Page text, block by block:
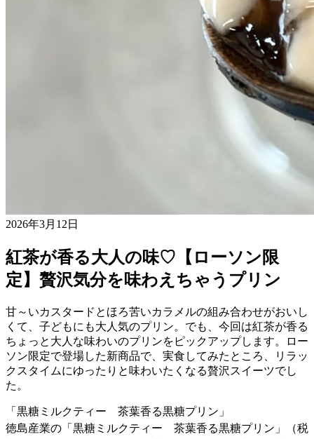
2026年3月12日
紅茶が香る大人の味♡【ローソン限
定】贅沢気分を味わえちゃうプリン
甘～いカスタードとほろ苦いカラメルの組み合わせがおいし
くて、子どもにも大人気のプリン。でも、今回は紅茶が香る
ちょっと大人な味わいのプリンをピックアップします。ロー
ソン限定で登場した新商品で、実食してみたところ、リラッ
クスタイムにゆったりと味わいたくなる贅沢スイーツでし
た。
「黒糖ミルクティー 茶葉香る黒糖プリン」
徳島産業の「黒糖ミルクティー 茶葉香る黒糖プリン」（税